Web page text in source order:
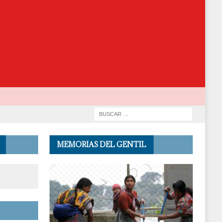
MEMORIAS DEL GENTIL